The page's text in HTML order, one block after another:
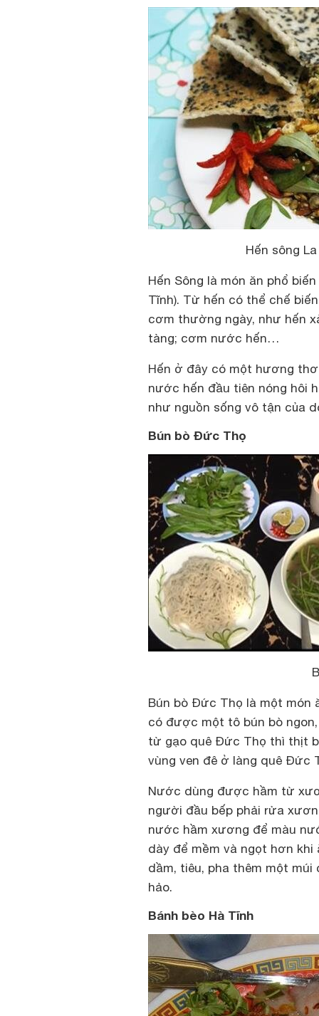
Hến sông
Hến Sông là món ăn phổ
Tĩnh). Từ hến có thể chế
cơm thường ngày, như hến
tàng; cơm nước hến…
Hến ở đây có một hương
nước hến đầu tiên nóng hôi
như nguồn sống vô tận của
Bún bò Đức Thọ
Bún bò Đức Thọ là một món
có được một tô bún bò
từ gạo quê Đức Thọ thì thịt
vùng ven đê ở làng quê Đức
Nước dùng được hầm từ
người đầu bếp phải rửa
nước hầm xương để màu
dày để mềm và ngọt hơn
dầm, tiêu, pha thêm một
hảo.
Bánh bèo Hà Tĩnh